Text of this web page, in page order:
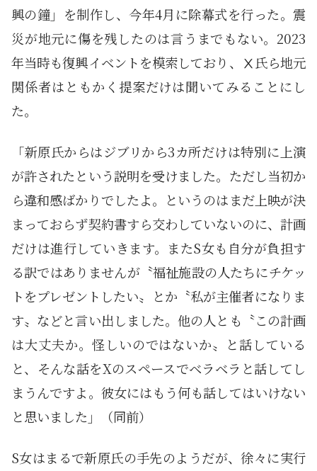
興の鐘」を制作し、今年4月に除幕式を行った。震
災が地元に傷を残したのは言うまでもない。2023
年当時も復興イベントを模索しており、Ⅹ氏ら地元
関係者はともかく提案だけは聞いてみることにし
た。
「新原氏からはジブリから3カ所だけは特別に上演
が許されたという説明を受けました。ただし当初か
ら違和感ばかりでしたよ。というのはまだ上映が決
まっておらず契約書すら交わしていないのに、計画
だけは進行していきます。またS女も自分が負担す
る訳ではありませんが〝福祉施設の人たちにチケッ
トをプレゼントしたい〟とか〝私が主催者になりま
す〟などと言い出しました。他の人とも〝この計画
は大丈夫か。怪しいのではないか〟と話している
と、そんな話をXのスペースでベラベラと話してし
まうんですよ。彼女にはもう何も話してはいけない
と思いました」（同前）
S女はまるで新原氏の手先のようだが、徐々に実行